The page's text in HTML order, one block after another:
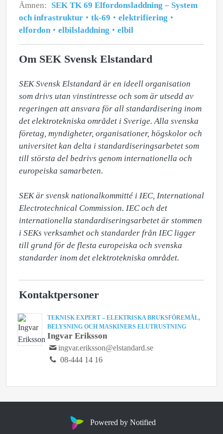
Ämnen: SEK TK 69 Elfordonsladdning – System
och infrastruktur
tk-69
elektrifiering
elfordon
elbilsladdning elbil
Om SEK Svensk Elstandard
SEK Svensk Elstandard är en ideell organisation
som drivs utan vinstintresse och som är utsedd av
regeringen att ansvara för all standardisering inom
det elektrotekniska området i Sverige. Alla svenska
företag, myndigheter, organisationer, högskolor och
universitet kan delta i standardiseringsarbetet som
till största del bedrivs genom internationella och
europeiska samarbeten.
SEK är svensk nationalkommitté i IEC, International
Electrotechnical Commission. IEC och det
internationella standardiseringsarbetet är stommen
i SEKs verksamhet och standarder från IEC ligger
till grund för de flesta europeiska och svenska
standarder inom det elektrotekniska området.
Kontaktpersoner
TEKNISK EXPERT – ELEKTRISKA BRUKSFÖREMÅL,
BELYSNING OCH MASKINERS ELUTRUSTNING
Ingvar Eriksson
ingvar.eriksson@elstandard.se
08-444 14 16
Powered by Notified